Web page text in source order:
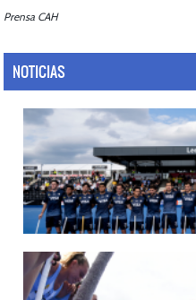
Prensa CAH
NOTICIAS
14/07/2026
MUNDIAL 2026: LOS LEONES
Del 15 al 30 de agosto disputarán el